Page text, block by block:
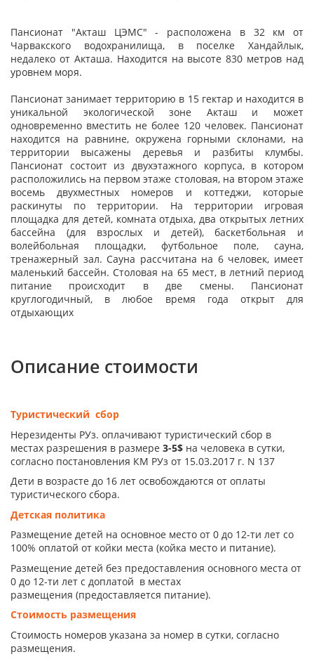
Пансионат "Акташ ЦЭМС" - расположена в 32 км от
Чарвакского водохранилища, в поселке Хандайлык,
недалеко от Акташа. Находится на высоте 830 метров над
уровнем моря.
Пансионат занимает территорию в 15 гектар и находится в
уникальной экологической зоне Акташ и может
одновременно вместить не более 120 человек. Пансионат
находится на равнине, окружена горными склонами, на
территории высажены деревья и разбиты клумбы.
Пансионат состоит из двухэтажного корпуса, в котором
расположились на первом этаже столовая, на втором этаже
восемь двухместных номеров и коттеджи, которые
раскинуты по территории. На территории игровая
площадка для детей, комната отдыха, два открытых летних
бассейна (для взрослых и детей), баскетбольная и
волейбольная площадки, футбольное поле, сауна,
тренажерный зал. Сауна рассчитана на 6 человек, имеет
маленький бассейн. Столовая на 65 мест, в летний период
питание происходит в две смены. Пансионат
круглогодичный, в любое время года открыт для
отдыхающих
Описание стоимости
Туристический сбор
Нерезиденты РУз. оплачивают туристический сбор в
местах разрешения в размере 3-5$ на человека в сутки,
согласно постановления КМ РУз от 15.03.2017 г. N 137
Дети в возрасте до 16 лет освобождаются от оплаты
туристического сбора.
Детская политика
Размещение детей на основное место от 0 до 12-ти лет со
100% оплатой от койки места (койка место и питание).
Размещение детей без предоставления основного места от
0 до 12-ти лет с доплатой в местах
размещения (предоставляется питание).
Стоимость размещения
Стоимость номеров указана за номер в сутки, согласно
размещения.